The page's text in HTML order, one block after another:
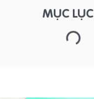
MỤC LỤC